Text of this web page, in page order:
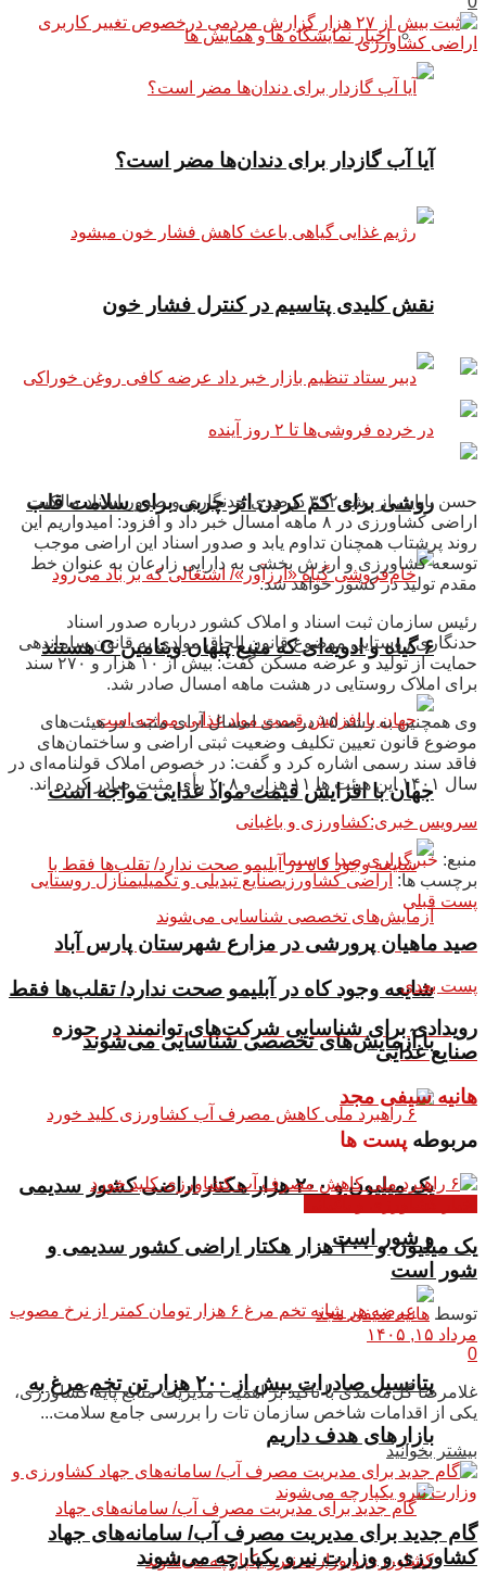
اخبار نمایشگاه ها و همایش ها
آیا آب گازدار برای دندان‌ها مضر است؟
نقش کلیدی پتاسیم در کنترل فشار خون
روشی برای کم کردن اثر چربی برای سلامت قلب
۶ گیاه و ادویه‌ای که منبع پنهان ویتامین C هستند
جهان با افزایش قیمت مواد غذایی مواجه است
شایعه وجود کاه در آبلیمو صحت ندارد/ تقلب‌ها فقط
با آزمایش‌های تخصصی شناسایی می‌شوند
یک میلیون و ۲۰۰ هزار هکتار اراضی کشور سدیمی
و شور است
پتانسیل صادرات بیش از ۲۰۰ هزار تن تخم مرغ به
بازار‌های هدف داریم
حسن بابایی از رشد ۳۹۲ درصدی حدنگاری و صدور اسناد مالکیت
اراضی کشاورزی در ۸ ماهه امسال خبر داد و افزود: امیدواریم این
روند پرشتاب همچنان تداوم یابد و صدور اسناد این اراضی موجب
توسعه کشاورزی و ارزش بخشی به دارایی زارعان به عنوان خط
مقدم تولید در کشور خواهد شد.
رئیس سازمان ثبت اسناد و املاک کشور درباره صدور اسناد
حدنگاری روستایی موضوع قانون الحاق موادی به قانون ساماندهی
حمایت از تولید و عرضه مسکن گفت: بیش از ۱۰ هزار و ۲۷۰ سند
برای املاک روستایی در هشت ماهه امسال صادر شد.
وی همچنین به رشد ۱۵ درصدی امسال آرای مثبت در هیئت‌های
موضوع قانون تعیین تکلیف وضعیت ثبتی اراضی و ساختمان‌های
فاقد سند رسمی اشاره کرد و گفت: در خصوص املاک قولنامه‌ای در
سال ۱۴۰۱ این هیئت ها ۱۱ هزار و ۲۰۸ رأی مثبت صادر کرده اند.
سرویس خبری:کشاورزی و باغبانی
منبع: خبرگزاری صدا و سیما
برچسب ها: اراضی کشاورزیصنایع تبدیلی و تکمیلیمنازل روستایی
پست قبلی
صید ماهیان پرورشی در مزارع شهرستان پارس آباد
پست بعدی
رویدادی برای شناسایی شرکت‌های توانمند در حوزه
صنایع غذایی
هانیه سیفی مجد
مربوطه پست ها
یک میلیون و ۲۰۰ هزار هکتار اراضی کشور سدیمی و
شور است
توسط هانیه سیفی مجد
مرداد ۱۵, ۱۴۰۵
0
غلامرضا گل‌محمدی با تاکید بر اهمیت مدیریت منابع پایه کشاورزی،
یکی از اقدامات شاخص سازمان تات را بررسی جامع سلامت...
بیشتر بخوانید
گام جدید برای مدیریت مصرف آب/ سامانه‌های جهاد
کشاورزی و وزارت نیرو یکپارچه می‌شوند